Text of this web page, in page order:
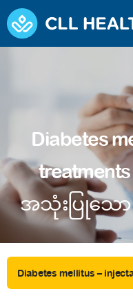
Diabetes
အသုံးပြုသော